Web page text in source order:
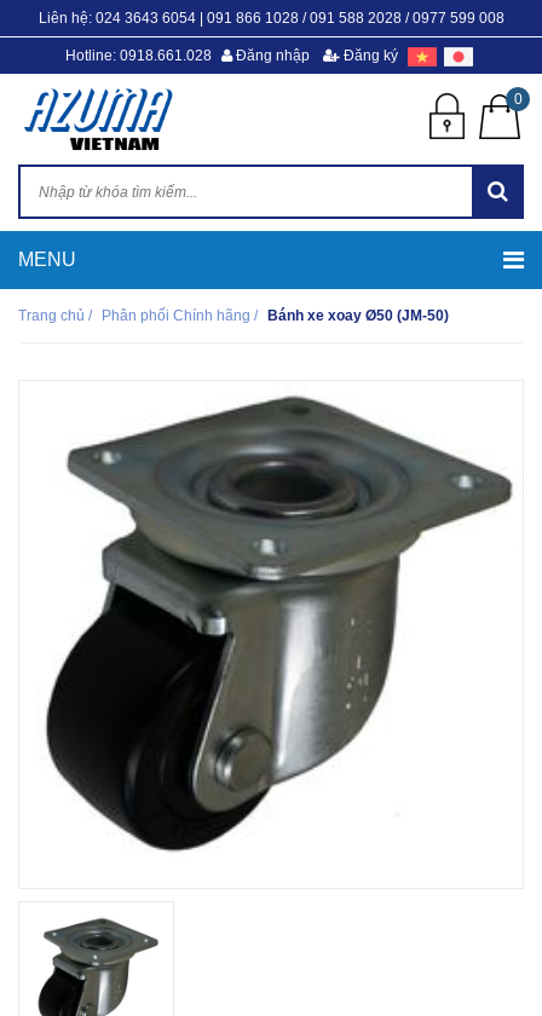
Liên hệ: 024 3643 6054| 091 866 1028 / 091 588 2028 / 0977 599 008
Hotline: 0918.661.028 Đăng nhập Đăng ký
0
Trang chủ / Phân phối Chính hãng / Bánh xe xoay Ø50 (JM-50)